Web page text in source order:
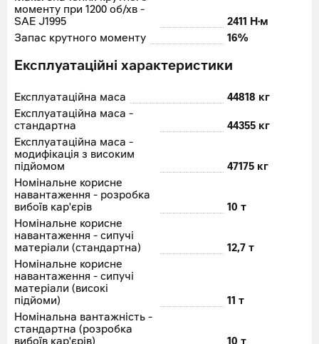
моменту при 1200 об/хв -
SAE J1995
2411 Н·м
Запас крутного моменту
16%
Експлуатаційні характеристики
Експлуатаційна маса
44818 кг
Експлуатаційна маса -
стандартна
44355 кг
Експлуатаційна маса -
модифікація з високим
підйомом
47175 кг
Номінальне корисне
навантаження - розробка
вибоїв кар'єрів
10 т
Номінальне корисне
навантаження - сипучі
матеріали (стандартна)
12,7 т
Номінальне корисне
навантаження - сипучі
матеріали (високі
підйоми)
11 т
Номінальна вантажність -
стандартна (розробка